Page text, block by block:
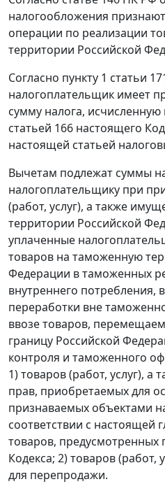
налогообложения
операции по реализации
территории Российской
Согласно пункту 1 статьи
налогоплательщик имеет
сумму налога, исчисленную
статьей 166 настоящего
настоящей статьей
Вычетам подлежат суммы
налогоплательщику при
(работ, услуг), а также
территории Российской
уплаченные
товаров на таможенную
Федерации в таможенных
внутреннего потребления,
переработки вне
ввозе товаров,
границу Российской
контроля и таможенного
1) товаров (работ, услуг),
прав, приобретаемых для
признаваемых объектами
соответствии с настоящей
товаров, предусмотренных
Кодекса; 2) товаров (работ,
для перепродажи.